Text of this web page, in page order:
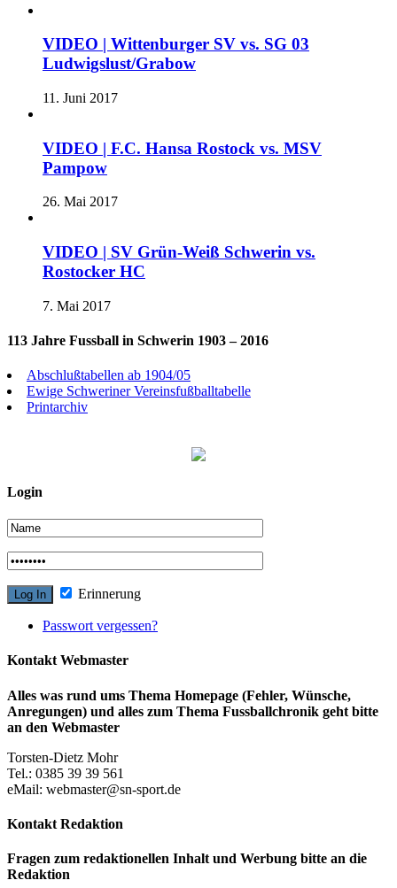
VIDEO | Wittenburger SV vs. SG 03
Ludwigslust/Grabow
11. Juni 2017
VIDEO | F.C. Hansa Rostock vs. MSV
Pampow
26. Mai 2017
VIDEO | SV Grün-Weiß Schwerin vs.
Rostocker HC
7. Mai 2017
113 Jahre Fussball in Schwerin 1903 – 2016
Abschlußtabellen ab 1904/05
Ewige Schweriner Vereinsfußballtabelle
Printarchiv
Login
Erinnerung
Passwort vergessen?
Kontakt Webmaster
Alles was rund ums Thema Homepage (Fehler, Wünsche,
Anregungen) und alles zum Thema Fussballchronik geht bitte
an den Webmaster
Torsten-Dietz Mohr
Tel.: 0385 39 39 561
eMail: webmaster@sn-sport.de
Kontakt Redaktion
Fragen zum redaktionellen Inhalt und Werbung bitte an die
Redaktion